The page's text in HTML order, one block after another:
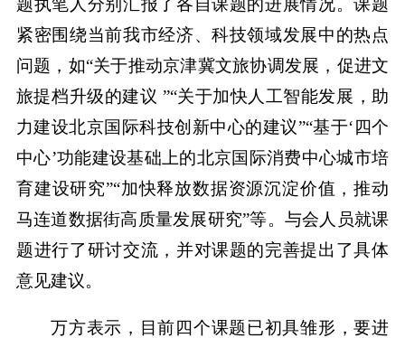
题执笔人分别汇报了各自课题的进展情况。课题
紧密围绕当前我市经济、科技领域发展中的热点
问题，如“关于推动京津冀文旅协调发展，促进文
旅提档升级的建议 ”“关于加快人工智能发展，助
力建设北京国际科技创新中心的建议”“基于‘四个
中心’功能建设基础上的北京国际消费中心城市培
育建设研究”“加快释放数据资源沉淀价值，推动
马连道数据街高质量发展研究”等。与会人员就课
题进行了研讨交流，并对课题的完善提出了具体
意见建议。
万方表示，目前四个课题已初具雏形，要进